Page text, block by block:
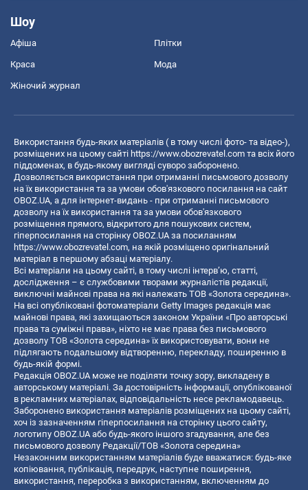
Шоу
Афіша Плітки
Краса Мода
Жіночий журнал
Використання будь-яких матеріалів ( в тому числі фото- та відео-),
розміщених на цьому сайті https://www.obozrevatel.com та всіх його
піддоменах, в будь-якому вигляді суворо заборонено.
Дозволяється використання при отриманні письмового дозволу
на їх використання та за умови обов'язкового посилання на сайт
OBOZ.UA, а для інтернет-видань - при отриманні письмового
дозволу на їх використання та за умови обов'язкового
розміщення прямого, відкритого для пошукових систем,
гіперпосилання на сторінку OBOZ.UA за посиланням
https://www.obozrevatel.com, на якій розміщено оригінальний
матеріал в першому абзаці матеріалу.
Всі матеріали на цьому сайті, в тому числі інтерв’ю, статті,
дослідження – є службовими творами журналістів редакції,
виключні майнові права на які належать ТОВ «Золота середина».
На всі опубліковані фотоматеріали Getty Images редакція має
майнові права, які захищаються законом України «Про авторські
права та суміжні права», ніхто не має права без письмового
дозволу ТОВ «Золота середина» їх використовувати, вони не
підлягають подальшому відтворенню, перекладу, поширенню в
будь-якій формі.
Редакція OBOZ.UA може не поділяти точку зору, викладену в
авторському матеріалі. За достовірність інформації, опублікованої
в рекламних матеріалах, відповідальність несе рекламодавець.
Заборонено використання матеріалів розміщених на цьому сайті,
хоч із зазначенням гіперпосилання на сторінку цього сайту,
логотипу OBOZ.UA або будь-якого іншого згадування, але без
письмового дозволу Редакції/ТОВ «Золота середина»
Незаконним використанням матеріалів буде вважатися: будь-яке
копiювання, публiкацiя, передрук, наступне поширення,
використання, переробка з використанням, включенням до